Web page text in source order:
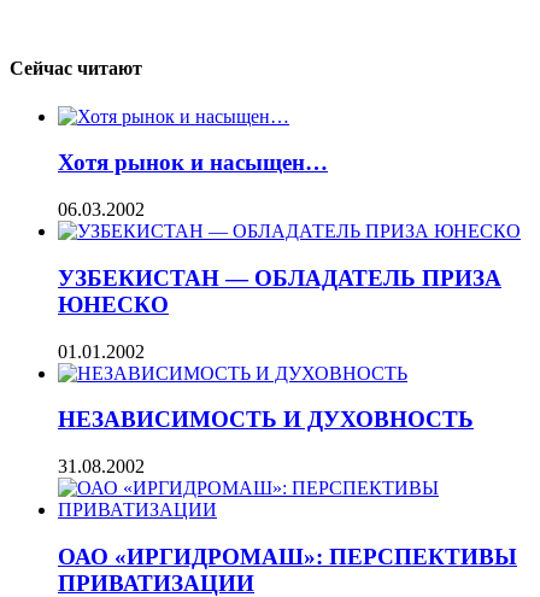
Сейчас читают
Хотя рынок и насыщен…
06.03.2002
УЗБЕКИСТАН — ОБЛАДАТЕЛЬ ПРИЗА
ЮНЕСКО
01.01.2002
НЕЗАВИСИМОСТЬ И ДУХОВНОСТЬ
31.08.2002
ОАО «ИРГИДРОМАШ»: ПЕРСПЕКТИВЫ
ПРИВАТИЗАЦИИ